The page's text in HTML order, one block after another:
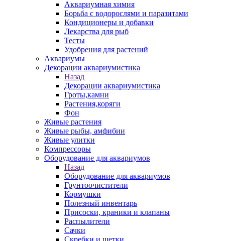
Аквариумная химия
Борьба с водорослями и паразитами
Кондиционеры и добавки
Лекарства для рыб
Тесты
Удобрения для растений
Аквариумы
Декорации аквариумистика
Назад
Декорации аквариумистика
Гроты,камни
Растения,коряги
Фон
Живые растения
Живые рыбы, амфибии
Живые улитки
Компрессоры
Оборудование для аквариумов
Назад
Оборудование для аквариумов
Грунтоочистители
Кормушки
Полезный инвентарь
Присоски, краники и клапаны
Распылители
Сачки
Скребки и щетки